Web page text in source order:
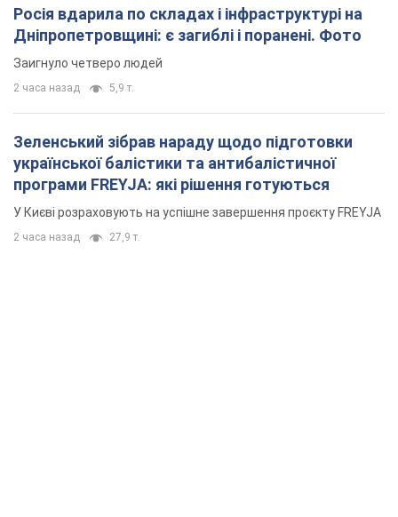
Росія вдарила по складах і інфраструктурі на
Дніпропетровщині: є загиблі і поранені. Фото
Заигнуло четверо людей
2 часа назад 5,9 т.
Зеленський зібрав нараду щодо підготовки
української балістики та антибалістичної
програми FREYJA: які рішення готуються
У Києві розраховують на успішне завершення проєкту FREYJA
2 часа назад 27,9 т.